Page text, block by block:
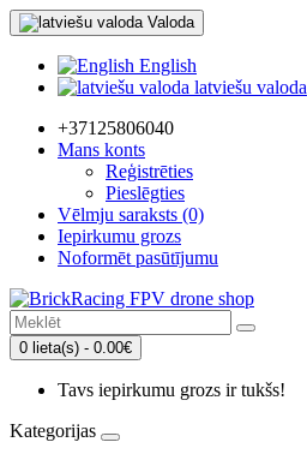
Valoda
English
latviešu valoda
+37125806040
Mans konts
Reģistrēties
Pieslēgties
Vēlmju saraksts (0)
Iepirkumu grozs
Noformēt pasūtījumu
0 lieta(s) - 0.00€
Tavs iepirkumu grozs ir tukšs!
Kategorijas